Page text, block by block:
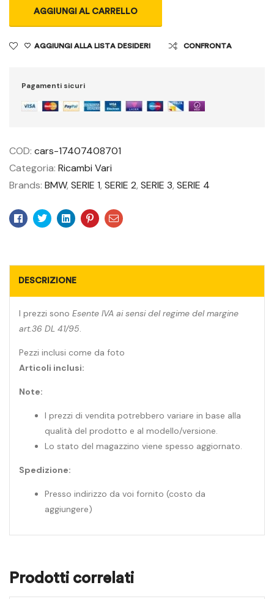
AGGIUNGI AL CARRELLO
AGGIUNGI ALLA LISTA DESIDERI CONFRONTA
Pagamenti sicuri
COD: cars-17407408701
Categoria: Ricambi Vari
Brands: BMW, SERIE 1, SERIE 2, SERIE 3, SERIE 4
Facebook
TwitterLinkedinPinterest
Email
DESCRIZIONE
I prezzi sono Esente IVA ai sensi del regime del margine
art.36 DL 41/95.
Pezzi inclusi come da foto
Articoli inclusi:
Note:
I prezzi di vendita potrebbero variare in base alla
qualità del prodotto e al modello/versione.
Lo stato del magazzino viene spesso aggiornato.
Spedizione:
Presso indirizzo da voi fornito (costo da
aggiungere)
Prodotti correlati